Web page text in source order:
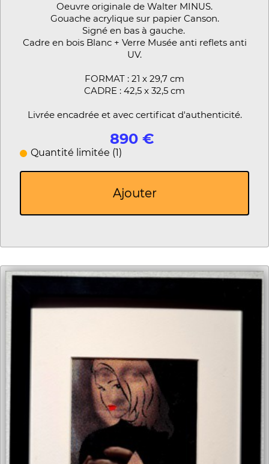
Oeuvre originale de Walter MINUS.
Gouache acrylique sur papier Canson.
Signé en bas à gauche.
Cadre en bois Blanc + Verre Musée anti reflets anti
UV.
FORMAT : 21 x 29,7 cm
CADRE : 42,5 x 32,5 cm
Livrée encadrée et avec certificat d'authenticité.
890 €
Quantité limitée (1)
Ajouter